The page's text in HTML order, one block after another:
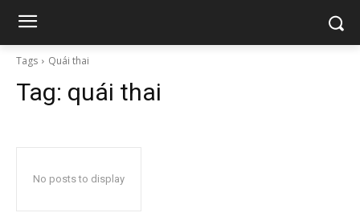
Tags Quái thai
Tag: quái thai
No posts to display